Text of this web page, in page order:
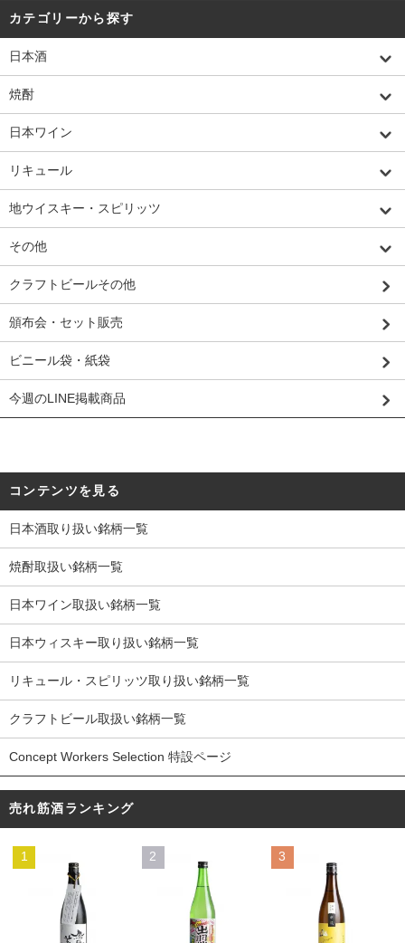
カテゴリーから探す
日本酒
焼酎
日本ワイン
リキュール
地ウイスキー・スピリッツ
その他
クラフトビールその他
頒布会・セット販売
ビニール袋・紙袋
今週のLINE掲載商品
コンテンツを見る
日本酒取り扱い銘柄一覧
焼酎取扱い銘柄一覧
日本ワイン取扱い銘柄一覧
日本ウィスキー取り扱い銘柄一覧
リキュール・スピリッツ取り扱い銘柄一覧
クラフトビール取扱い銘柄一覧
Concept Workers Selection 特設ページ
売れ筋酒ランキング
1 2 3